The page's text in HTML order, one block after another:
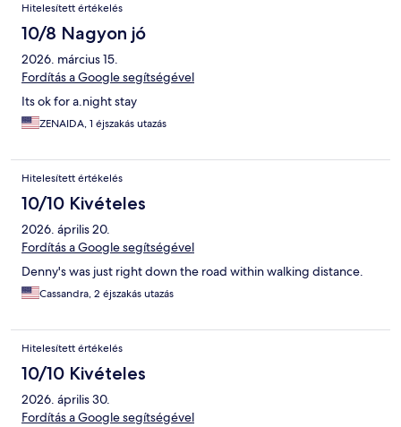
Hitelesített értékelés
10/8 Nagyon jó
2026. március 15.
Fordítás a Google segítségével
Its ok for a.night stay
ZENAIDA, 1 éjszakás utazás
Hitelesített értékelés
10/10 Kivételes
2026. április 20.
Fordítás a Google segítségével
Denny's was just right down the road within walking distance.
Cassandra, 2 éjszakás utazás
Hitelesített értékelés
10/10 Kivételes
2026. április 30.
Fordítás a Google segítségével